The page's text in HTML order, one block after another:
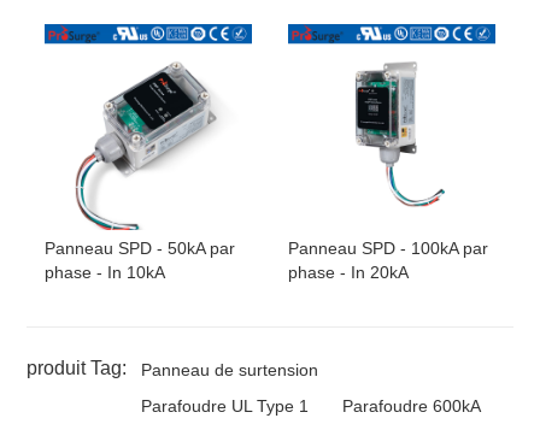
Panneau SPD - 50kA par
phase - In 10kA
Panneau SPD - 100kA par
phase - In 20kA
produit Tag:
Panneau de surtension
Parafoudre UL Type 1
Parafoudre 600kA